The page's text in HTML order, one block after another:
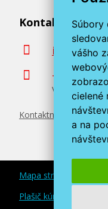
Súbory
vášho
cielené
a na
Kontaktujte nás
+420 377
Volajte v
Kontaktné údaje
Mapa stránok
Plašič kún a myší